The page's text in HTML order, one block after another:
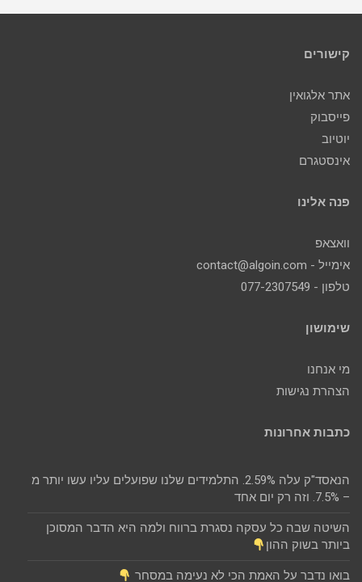
קישורים
אתר אלגואין
פייסבוק
יוטיוב
אינסטגרם
פנה אלינו
וואצאפ
אימייל - contact@algoin.com
טלפון - 077-2307549
שימושון
מי אנחנו
הצהרת נגישות
כתבות אחרונות
הנאסד"ק עלה 2.59%. התלמידים שלנו שפועלים עליו עשו יותר מ
– 7.5%. וזה רק יום אחד
השיטה שבה כל עסקה נסגרת ברווח ולמה היא הדבר המסוכן
ביותר בשוק ההון
בואו נדבר על האמת הכי לא נעימה במסחר